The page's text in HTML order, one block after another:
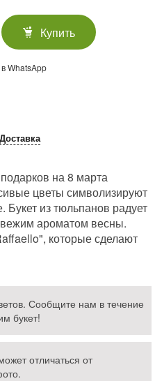
Купить
WhatsApp
Доставка
на 8 марта
цветы символизируют
из тюльпанов радует
ароматом весны.
которые сделают
Сообщите нам в течение
букет!
отличаться от